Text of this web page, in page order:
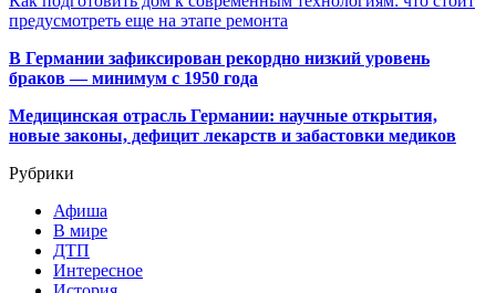
предусмотреть еще на этапе ремонта
В Германии зафиксирован рекордно низкий уровень
браков — минимум с 1950 года
Медицинская отрасль Германии: научные открытия,
новые законы, дефицит лекарств и забастовки медиков
Рубрики
Афиша
В мире
ДТП
Интересное